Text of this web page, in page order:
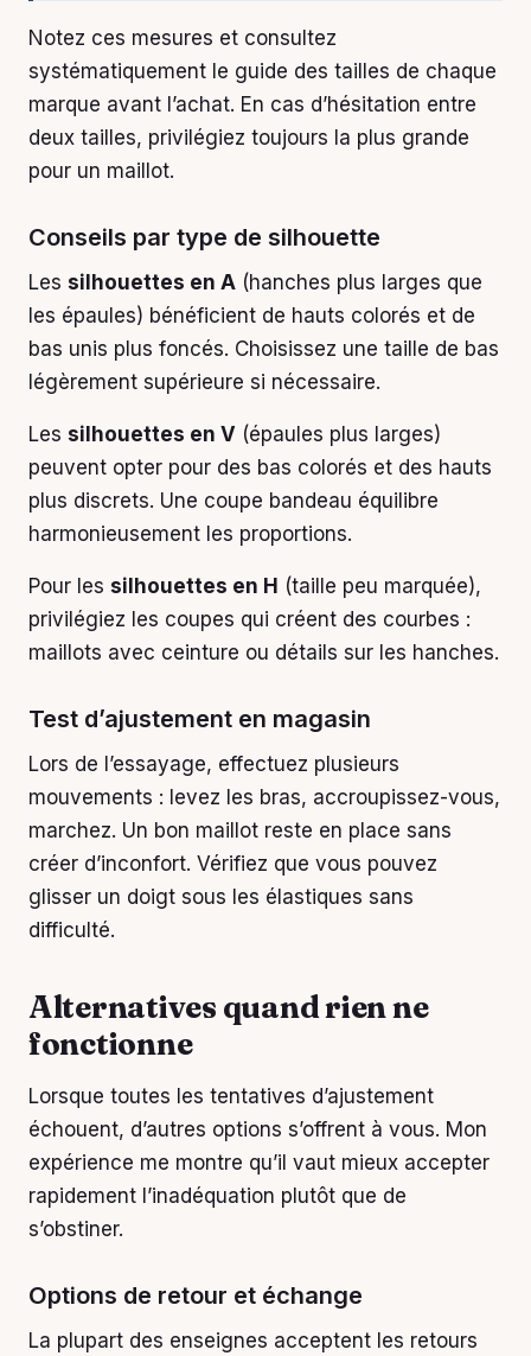
Notez ces mesures et consultez
systématiquement le guide des tailles de chaque
marque avant l’achat. En cas d’hésitation entre
deux tailles, privilégiez toujours la plus grande
pour un maillot.
Conseils par type de silhouette
Les silhouettes en A (hanches plus larges que
les épaules) bénéficient de hauts colorés et de
bas unis plus foncés. Choisissez une taille de bas
légèrement supérieure si nécessaire.
Les silhouettes en V (épaules plus larges)
peuvent opter pour des bas colorés et des hauts
plus discrets. Une coupe bandeau équilibre
harmonieusement les proportions.
Pour les silhouettes en H (taille peu marquée),
privilégiez les coupes qui créent des courbes :
maillots avec ceinture ou détails sur les hanches.
Test d’ajustement en magasin
Lors de l’essayage, effectuez plusieurs
mouvements : levez les bras, accroupissez-vous,
marchez. Un bon maillot reste en place sans
créer d’inconfort. Vérifiez que vous pouvez
glisser un doigt sous les élastiques sans
difficulté.
Alternatives quand rien ne
fonctionne
Lorsque toutes les tentatives d’ajustement
échouent, d’autres options s’offrent à vous. Mon
expérience me montre qu’il vaut mieux accepter
rapidement l’inadéquation plutôt que de
s’obstiner.
Options de retour et échange
La plupart des enseignes acceptent les retours